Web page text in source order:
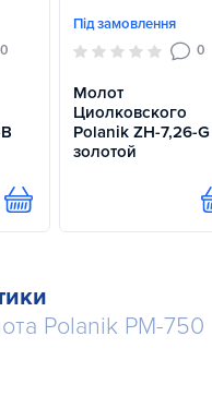
0
Купити
Під замовлення
0
Молот
Циолковского
Polanik ZH-7,26-G
золотой
Polanik PM-750